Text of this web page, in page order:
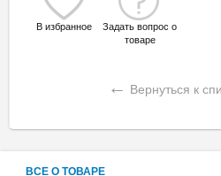
В избранное
Задать вопрос о
товаре
← Вернуться к
ВСЕ О ТОВАРЕ